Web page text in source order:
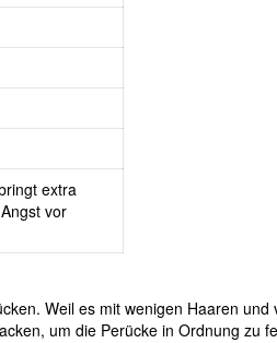
extra
vor
Weil es mit wenigen Haaren
um die Perücke in Ordnung zu